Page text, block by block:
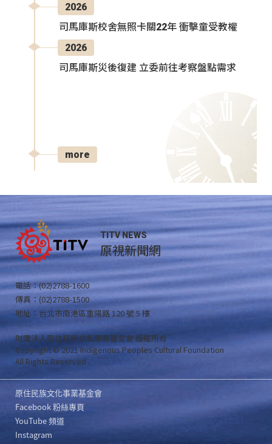
2026
司馬庫斯校舍無照卡關22年 衝擊童受教權
2026
司馬庫斯災後復建 立委前往考察盤點需求
more
TITV NEWS
原視新聞網
電話：(02)2788-1600
傳真：(02)2788-1500
地址：台北市南港區重陽路 120 號 5 樓
財團法人原住民族文化事業基金會 版權所有
Copyright © 2021 Indigenous Peoples Cultural Foundation
All Rights Reserved .
原住民族文化事業基金會
Facebook 粉絲專頁
YouTube 頻道
Instagram